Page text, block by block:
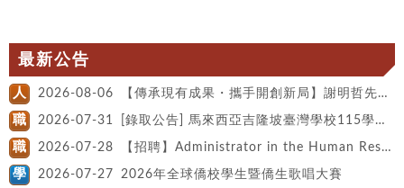
最新公告
人 2026-08-06 【傳承現有成果・攜手開創新局】謝明哲先生接任吉隆坡臺灣學校校長
職 2026-07-31 [錄取公告] 馬來西亞吉隆坡臺灣學校115學年度教師甄選結果
職 2026-07-28 【招聘】Administrator in the Human Resources 總務處人事專員
學 2026-07-27 2026年全球僑校學生暨僑生歌唱大賽